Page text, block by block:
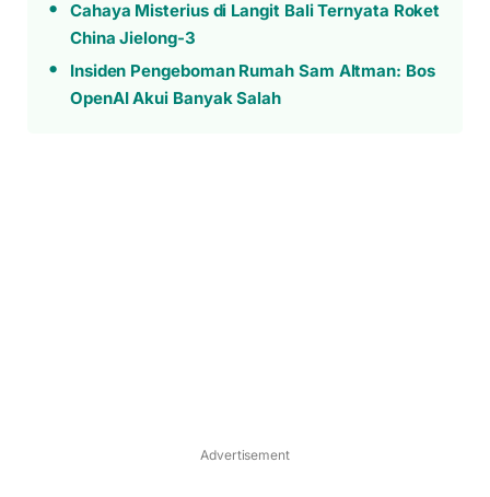
Cahaya Misterius di Langit Bali Ternyata Roket
China Jielong-3
Insiden Pengeboman Rumah Sam Altman: Bos
OpenAI Akui Banyak Salah
Advertisement